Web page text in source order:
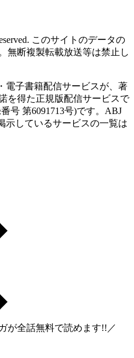
このサイトのデータの
無断複製転載放送等は禁止し
電子書籍配信サービスが、著
を得た正規版配信サービスで
号 第6091713号)です。ABJ
示しているサービスの一覧は
が全話無料で読めます!!／